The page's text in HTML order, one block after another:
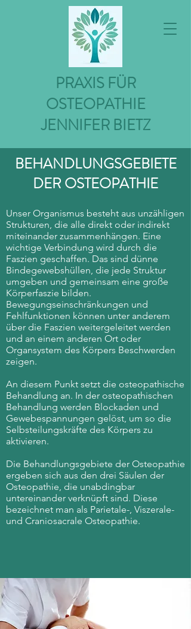
PRAXIS FÜR
OSTEOPATHIE
JENNIFER BIETZ
BEHANDLUNGSGEBIETE
DER OSTEOPATHIE
Unser Organismus besteht aus unzähligen
Strukturen, die alle direkt oder indirekt
miteinander zusammenhängen. Eine
wichtige Verbindung wird durch die
Faszien geschaffen. Das sind dünne
Bindegewebshüllen, die jede Struktur
umgeben und gemeinsam eine große
Körperfaszie bilden.
Bewegungseinschränkungen und
Fehlfunktionen können unter anderem
über die Faszien weitergeleitet werden
und an einem anderen Ort oder
Organsystem des Körpers Beschwerden
zeigen.
An diesem Punkt setzt die osteopathische
Behandlung an. In der osteopathischen
Behandlung werden Blockaden und
Gewebespannungen gelöst, um so die
Selbsteilungskräfte des Körpers zu
aktivieren.
Die Behandlungsgebiete der Osteopathie
ergeben sich aus den drei Säulen der
Osteopathie, die unabdingbar
untereinander verknüpft sind. Diese
bezeichnet man als Parietale-, Viszerale-
und Craniosacrale Osteopathie.